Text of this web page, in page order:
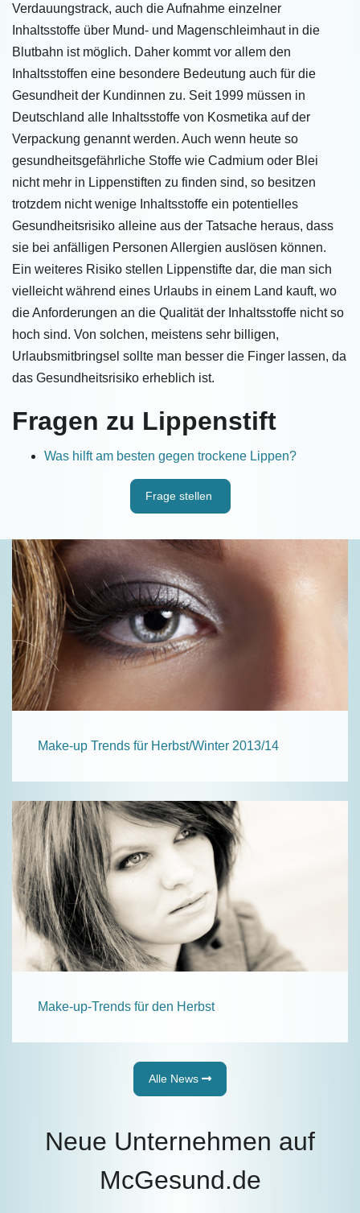
Verdauungstrack, auch die Aufnahme einzelner
Inhaltsstoffe über Mund- und Magenschleimhaut in die
Blutbahn ist möglich. Daher kommt vor allem den
Inhaltsstoffen eine besondere Bedeutung auch für die
Gesundheit der Kundinnen zu. Seit 1999 müssen in
Deutschland alle Inhaltsstoffe von Kosmetika auf der
Verpackung genannt werden. Auch wenn heute so
gesundheitsgefährliche Stoffe wie Cadmium oder Blei
nicht mehr in Lippenstiften zu finden sind, so besitzen
trotzdem nicht wenige Inhaltsstoffe ein potentielles
Gesundheitsrisiko alleine aus der Tatsache heraus, dass
sie bei anfälligen Personen Allergien auslösen können.
Ein weiteres Risiko stellen Lippenstifte dar, die man sich
vielleicht während eines Urlaubs in einem Land kauft, wo
die Anforderungen an die Qualität der Inhaltsstoffe nicht so
hoch sind. Von solchen, meistens sehr billigen,
Urlaubsmitbringsel sollte man besser die Finger lassen, da
das Gesundheitsrisiko erheblich ist.
Fragen zu Lippenstift
Was hilft am besten gegen trockene Lippen?
Frage stellen
Make-up Trends für Herbst/Winter 2013/14
Make-up-Trends für den Herbst
Alle News
Neue Unternehmen auf
McGesund.de